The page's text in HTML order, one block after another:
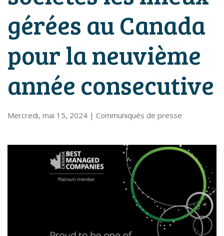
gérées au Canada
pour la neuvième
année consecutive
Mercredi, mai 15, 2024 | Communiqués de presse